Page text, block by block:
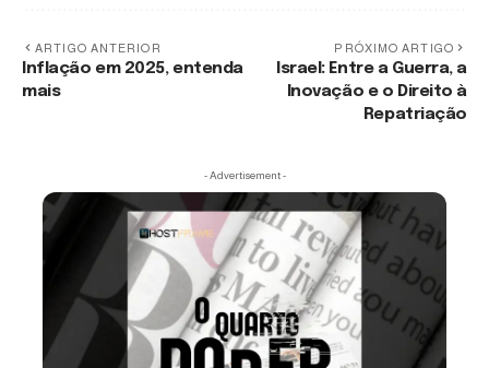
ARTIGO ANTERIOR
Inflação em 2025, entenda
mais
PRÓXIMO ARTIGO
Israel: Entre a Guerra, a
Inovação e o Direito à
Repatriação
- Advertisement -